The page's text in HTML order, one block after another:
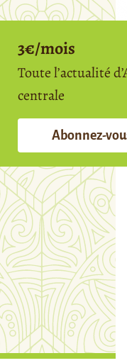
3€/mois
Toute l’actualité
centrale
Abonnez-